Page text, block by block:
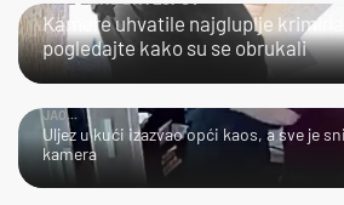
Kamere uhvatile najgluplje
pogledajte kako su se obrukali
JAO...
Uljez u kući izazvao opći kaos, a sve je
kamera